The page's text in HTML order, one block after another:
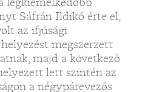
Sáfrán Ildikó érte el,
az ifjúsági
megszerzett
majd a következő
lett szintén az
a négypárevezős